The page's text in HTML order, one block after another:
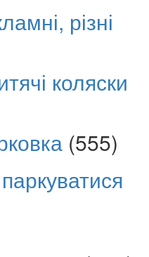
різні
коляски
(555)